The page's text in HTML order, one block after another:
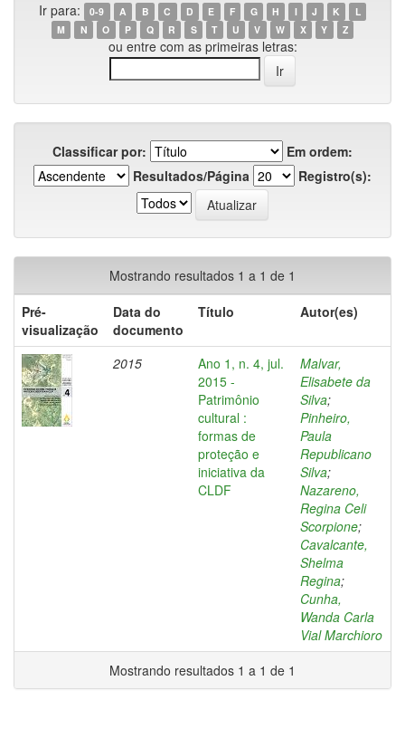
Ir para: 0-9 A B C D E F G H I J K
L
M
N O P Q R S T U V W X Y Z
ou entre com as primeiras letras:
Classificar por:
Em ordem:
Resultados/Página
Registro(s):
Mostrando resultados 1 a 1 de 1
Pré-
visualização
Data do
documento
Título Autor(es)
2015
Ano 1, n. 4, jul.
2015 -
Patrimônio
cultural :
formas de
proteção e
iniciativa da
CLDF
Malvar,
Elisabete da
Silva;
Pinheiro,
Paula
Republicano
Silva;
Nazareno,
Regina Celi
Scorpione;
Cavalcante,
Shelma
Regina;
Cunha,
Wanda Carla
Vial Marchioro
Mostrando resultados 1 a 1 de 1